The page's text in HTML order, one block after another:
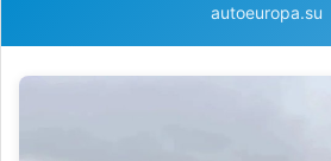
autoeuropa.su